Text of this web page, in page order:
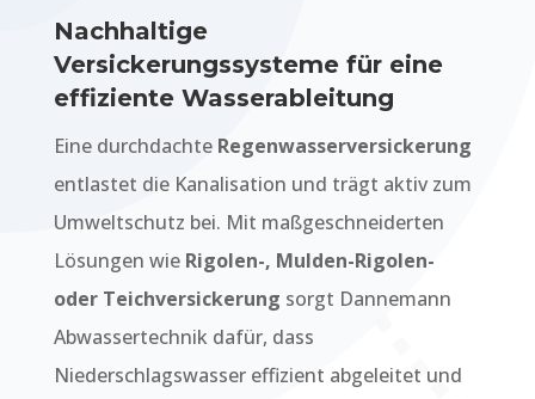
Nachhaltige
Versickerungssysteme für eine
effiziente Wasserableitung
Eine durchdachte Regenwasserversickerung
entlastet die Kanalisation und trägt aktiv zum
Umweltschutz bei. Mit maßgeschneiderten
Lösungen wie Rigolen-, Mulden-Rigolen-
oder Teichversickerung sorgt Dannemann
Abwassertechnik dafür, dass
Niederschlagswasser effizient abgeleitet und